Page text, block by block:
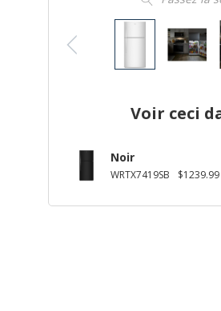
Voir ceci
Noir
WRTX7419SB $1239.99